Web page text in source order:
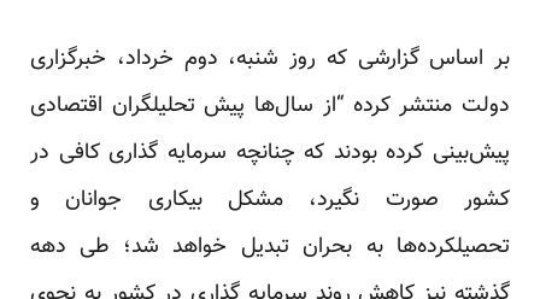
بر اساسگزارشی که روز شنبه، دوم خرداد، خبرگزاری
دولت منتشر کرده “از سال‌ها پیش تحلیلگران اقتصادی
پیش‌بینی کرده بودند که چنانچه سرمایه گذاری کافی در
کشور صورت نگیرد، مشکل بیکاری جوانان و
تحصیلکرده‌ها به بحران تبدیل خواهد شد؛ طی دهه